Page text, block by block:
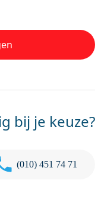
bij je keuze?
(010) 451 74 71